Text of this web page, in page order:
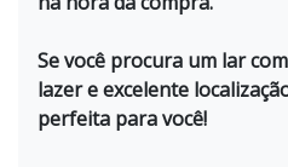
Se você procura um lar
lazer e excelente
perfeita para você!